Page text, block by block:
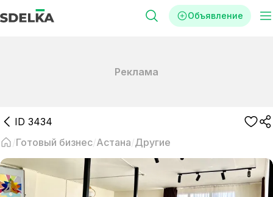
Объявление
Реклама
ID 3434
Готовый бизнес Астана Другие